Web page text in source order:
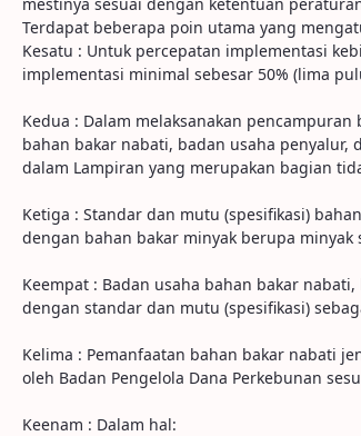
Terdapat beberapa poin utama yang
Kesatu : Untuk percepatan implementasi
implementasi minimal sebesar 50% (lima
Kedua : Dalam melaksanakan
bahan bakar nabati, badan usaha
dalam Lampiran yang merupakan bagian
Ketiga : Standar dan mutu (spesifikasi)
dengan bahan bakar minyak berupa minyak
Keempat : Badan usaha bahan bakar
dengan standar dan mutu (spesifikasi)
Kelima : Pemanfaatan bahan bakar nabati
oleh Badan Pengelola Dana Perkebunan
Keenam : Dalam hal: